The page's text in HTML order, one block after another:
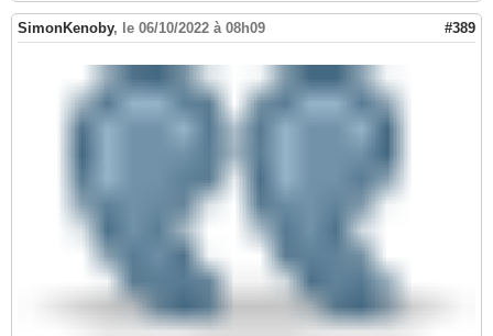
SimonKenoby, le 06/10/2022 à 08h09 #389